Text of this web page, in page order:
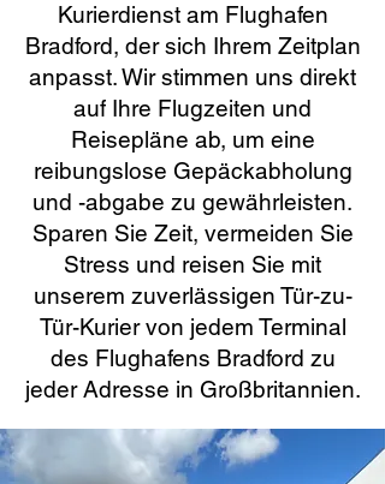
Kurierdienst am Flughafen
Bradford, der sich Ihrem Zeitplan
anpasst. Wir stimmen uns direkt
auf Ihre Flugzeiten und
Reisepläne ab, um eine
reibungslose Gepäckabholung
und -abgabe zu gewährleisten.
Sparen Sie Zeit, vermeiden Sie
Stress und reisen Sie mit
unserem zuverlässigen Tür-zu-
Tür-Kurier von jedem Terminal
des Flughafens Bradford zu
jeder Adresse in Großbritannien.